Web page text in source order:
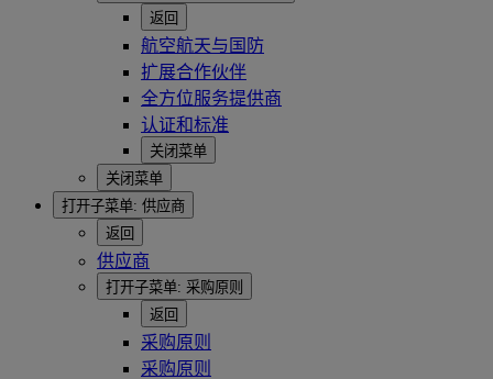
返回
航空航天与国防
扩展合作伙伴
全方位服务提供商
认证和标准
关闭菜单
关闭菜单
打开子菜单: 供应商
返回
供应商
打开子菜单: 采购原则
返回
采购原则
采购原则